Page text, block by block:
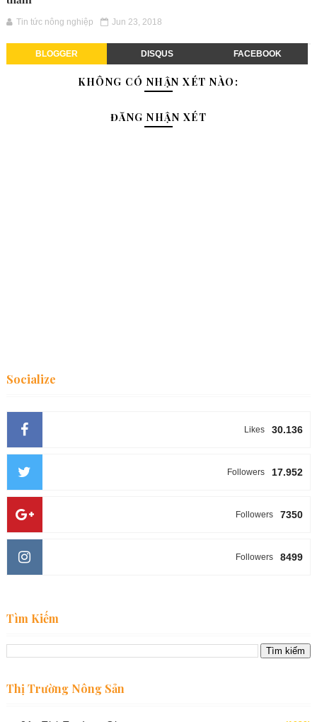
Tin tức nông nghiệp Jun 23, 2018
BLOGGER DISQUS FACEBOOK
KHÔNG CÓ NHẬN XÉT NÀO:
ĐĂNG NHẬN XÉT
Socialize
30.136
Likes
17.952
Followers
7350
Followers
8499
Followers
Tìm Kiếm
Thị Trường Nông Sản